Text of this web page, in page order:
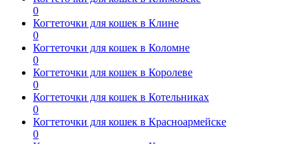
0
Когтеточки для кошек в Клине
0
Когтеточки для кошек в Коломне
0
Когтеточки для кошек в Королеве
0
Когтеточки для кошек в Котельниках
0
Когтеточки для кошек в Красноармейске
0